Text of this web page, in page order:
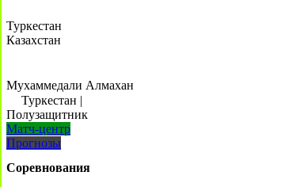
Туркестан
Казахстан
Мухаммедали Алмахан
Туркестан |
Полузащитник
Матч-центр
Прогнозы
Соревнования